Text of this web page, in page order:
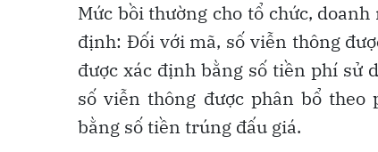
Mức bồi thường cho tổ chức,
định: Đối với mã, số viễn thông
được xác định bằng số tiền phí sử
số viễn thông được phân bổ
bằng số tiền trúng đấu giá.